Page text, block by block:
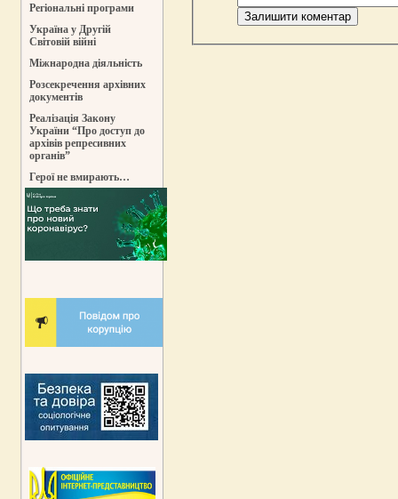
Регіональні програми
Україна у Другій
Світовій війні
Міжнародна діяльність
Розсекречення архівних
документів
Реалізація Закону
України “Про доступ до
архівів репресивних
органів”
Герої не вмирають…